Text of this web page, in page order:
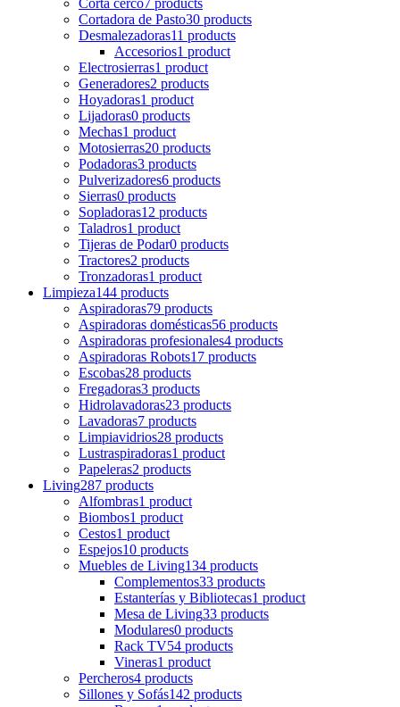
Cortadora de Pasto30 products
Desmalezadoras11 products
Accesorios1 product
Electrosierras1 product
Generadores2 products
Hoyadoras1 product
Lijadoras0 products
Mechas1 product
Motosierras20 products
Podadoras3 products
Pulverizadores6 products
Sierras0 products
Sopladoras12 products
Taladros1 product
Tijeras de Podar0 products
Tractores2 products
Tronzadoras1 product
Limpieza144 products
Aspiradoras79 products
Aspiradoras domésticas56 products
Aspiradoras profesionales4 products
Aspiradoras Robots17 products
Escobas28 products
Fregadoras3 products
Hidrolavadoras23 products
Lavadoras7 products
Limpiavidrios28 products
Lustraspiradoras1 product
Papeleras2 products
Living287 products
Alfombras1 product
Biombos1 product
Cestos1 product
Espejos10 products
Muebles de Living134 products
Complementos33 products
Estanterías y Bibliotecas1 product
Mesa de Living33 products
Modulares0 products
Rack TV54 products
Vineras1 product
Percheros4 products
Sillones y Sofás142 products